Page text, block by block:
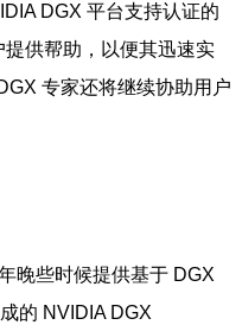
DGX 平台支持认证的
供帮助，以便其迅速实
专家还将继续协助用户
晚些时候提供基于 DGX
的 NVIDIA DGX